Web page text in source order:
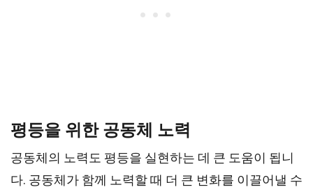
평등을 위한 공동체 노력
공동체의 노력도 평등을 실현하는 데 큰 도움이 됩니
다. 공동체가 함께 노력할 때 더 큰 변화를 이끌어낼 수